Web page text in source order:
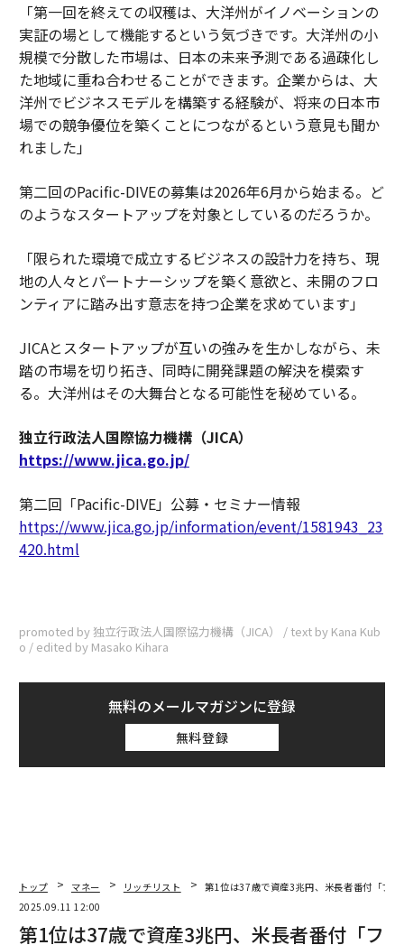
「第一回を終えての収穫は、大洋州がイノベーションの
実証の場として機能するという気づきです。大洋州の小
規模で分散した市場は、日本の未来予測である過疎化し
た地域に重ね合わせることができます。企業からは、大
洋州でビジネスモデルを構築する経験が、将来の日本市
場での競争優位を築くことにつながるという意見も聞か
れました」
第二回のPacific-DIVEの募集は2026年6月から始まる。ど
のようなスタートアップを対象としているのだろうか。
「限られた環境で成立するビジネスの設計力を持ち、現
地の人々とパートナーシップを築く意欲と、未開のフロ
ンティアに踏み出す意志を持つ企業を求めています」
JICAとスタートアップが互いの強みを生かしながら、未
踏の市場を切り拓き、同時に開発課題の解決を模索す
る。大洋州はその大舞台となる可能性を秘めている。
独立行政法人国際協力機構（JICA）
https://www.jica.go.jp/
第二回「Pacific-DIVE」公募・セミナー情報
https://www.jica.go.jp/information/event/1581943_23
420.html
promoted by 独立行政法人国際協力機構（JICA） / text by Kana Kub
o / edited by Masako Kihara
無料のメールマガジンに登録
無料登録
トップ マネー リッチリスト
第1位は37歳で資産3兆円、米長者番付「フ
2025.09.11 12:00
第1位は37歳で資産3兆円、米長者番付「フ